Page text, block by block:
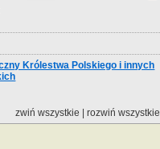
Królestwa Polskiego i innych
zwiń wszystkie |rozwiń wszystkie